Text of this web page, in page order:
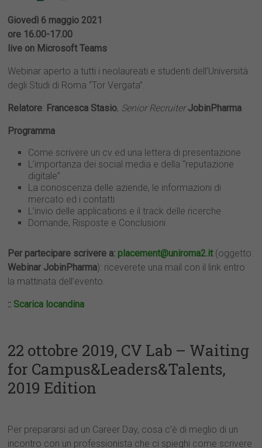
Giovedì 6 maggio 2021
ore 16.00-17.00
live on Microsoft Teams
Webinar aperto a tutti i neolaureati e studenti dell’Università
degli Studi di Roma “Tor Vergata”.
Relatore: Francesca Stasio, Senior RecruiterJobinPharma
Programma
Come scrivere un cv ed una lettera di presentazione
L’importanza dei social media e della “reputazione
digitale”
La conoscenza delle aziende, le informazioni di
mercato ed i contatti
L’invio delle applications e il track delle ricerche
Domande, Risposte e Conclusioni
Per partecipare scrivere a: placement@uniroma2.it(oggetto:
Webinar JobinPharma): riceverete una mail con il link entro
la mattinata dell’evento.
:: Scarica locandina
22 ottobre 2019, CV Lab – Waiting
for Campus&Leaders&Talents,
2019 Edition
Per prepararsi ad un Career Day, cosa c’è di meglio di un
incontro con un professionista che ci spieghi come scrivere